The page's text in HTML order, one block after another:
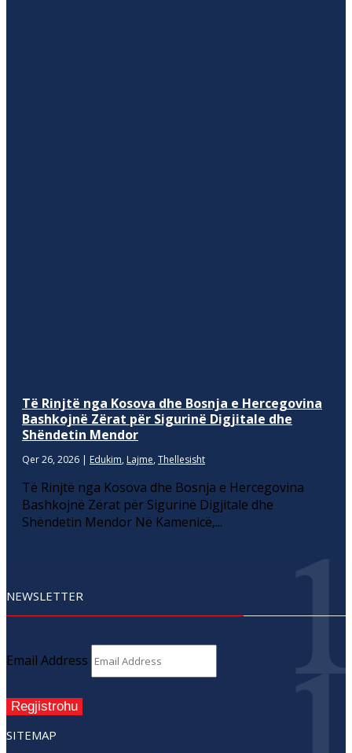
Të Rinjtë nga Kosova dhe Bosnja e Hercegovina
Bashkojnë Zërat për Sigurinë Digjitale dhe
Shëndetin Mendor
Qer 26, 2026 | Edukim, Lajme, Thellesisht
Të Rinjtë nga Kosova dhe Bosnja e Hercegovina
Bashkojnë Zërat për Sigurinë Digjitale dhe
Shëndetin Mendor Në Kamenicë,...
NEWSLETTER
Email Address
Regjistrohu
SITEMAP